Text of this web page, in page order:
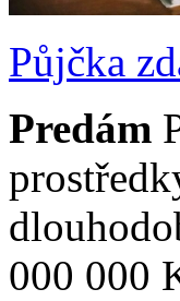
Půjčka
Predám
000 000